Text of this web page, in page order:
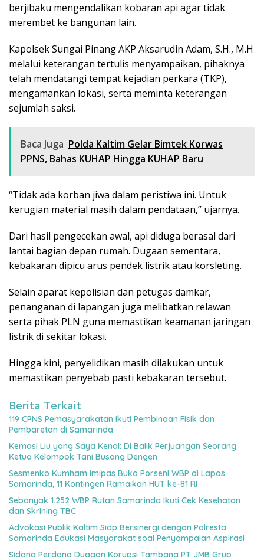
berjibaku mengendalikan kobaran api agar tidak
merembet ke bangunan lain.
Kapolsek Sungai Pinang AKP Aksarudin Adam, S.H., M.H
melalui keterangan tertulis menyampaikan, pihaknya
telah mendatangi tempat kejadian perkara (TKP),
mengamankan lokasi, serta meminta keterangan
sejumlah saksi.
Baca Juga Polda Kaltim Gelar Bimtek Korwas
PPNS, Bahas KUHAP Hingga KUHAP Baru
“Tidak ada korban jiwa dalam peristiwa ini. Untuk
kerugian material masih dalam pendataan,” ujarnya.
Dari hasil pengecekan awal, api diduga berasal dari
lantai bagian depan rumah. Dugaan sementara,
kebakaran dipicu arus pendek listrik atau korsleting.
Selain aparat kepolisian dan petugas damkar,
penanganan di lapangan juga melibatkan relawan
serta pihak PLN guna memastikan keamanan jaringan
listrik di sekitar lokasi.
Hingga kini, penyelidikan masih dilakukan untuk
memastikan penyebab pasti kebakaran tersebut.
Berita Terkait
119 CPNS Pemasyarakatan Ikuti Pembinaan Fisik dan
Pembaretan di Samarinda
Kemasi Liu yang Saya Kenal: Di Balik Perjuangan Seorang
Ketua Kelompok Tani Busang Dengen
Sesmenko Kumham Imipas Buka Porseni WBP di Lapas
Samarinda, 11 Kontingen Ramaikan HUT ke-81 RI
Sebanyak 1.252 WBP Rutan Samarinda Ikuti Cek Kesehatan
dan Skrining TBC
Advokasi Publik Kaltim Siap Bersinergi dengan Polresta
Samarinda Edukasi Masyarakat soal Penyampaian Aspirasi
Sidang Perdana Dugaan Korupsi Tambang PT JMB Grup